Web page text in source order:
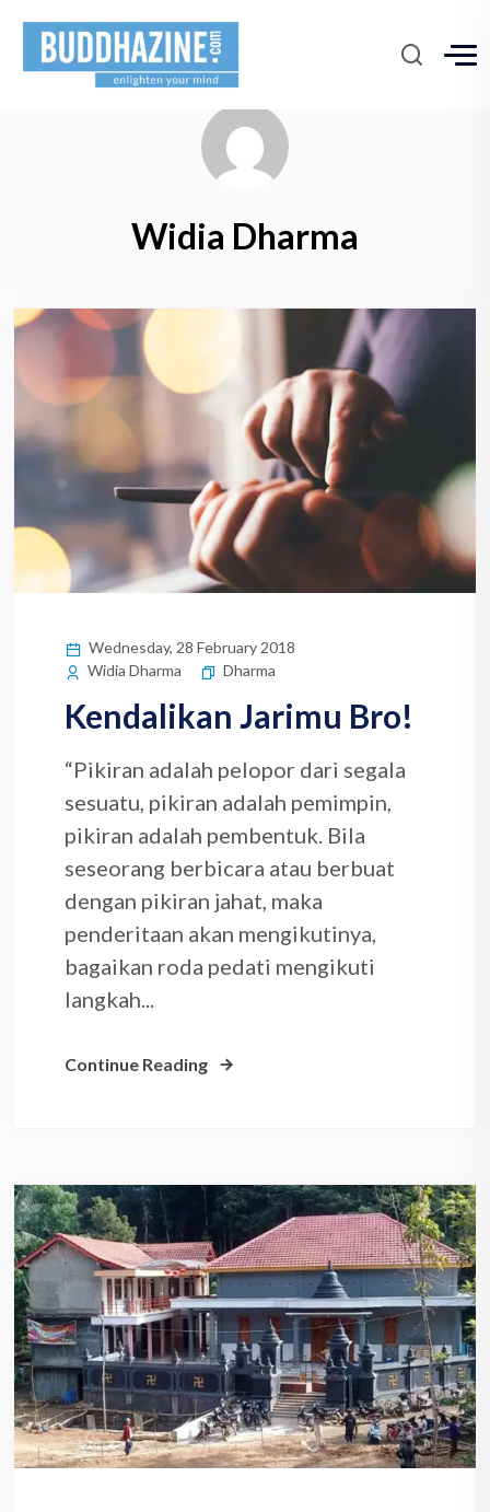
Widia Dharma
Wednesday, 28 February 2018
Widia Dharma
Dharma
Kendalikan Jarimu Bro!
“Pikiran adalah pelopor dari segala
sesuatu, pikiran adalah pemimpin,
pikiran adalah pembentuk. Bila
seseorang berbicara atau berbuat
dengan pikiran jahat, maka
penderitaan akan mengikutinya,
bagaikan roda pedati mengikuti
langkah...
Continue Reading